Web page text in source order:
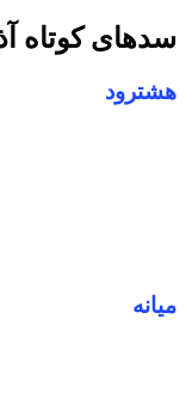
سدهای کوتاه
هشترود
میانه